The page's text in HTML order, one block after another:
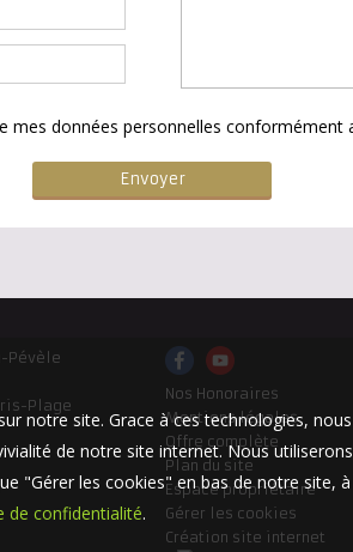
mes données personnelles conformément
Pévèle
Plage
Nos Honoraires
Mentions légales
Offre complète
Plan du site
Espace propriétaire
Gérer les cookies
Création site internet
notre site. Grace à ces technologies,
de notre site internet. Nous
"Gérer les cookies" en bas de notre site,
de confidentialité.